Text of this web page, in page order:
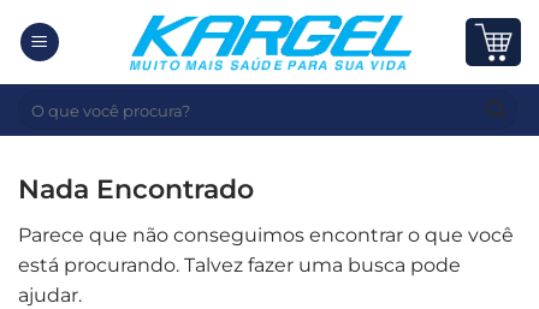
Nada Encontrado
Parece que não conseguimos encontrar o que você
está procurando. Talvez fazer uma busca pode
ajudar.